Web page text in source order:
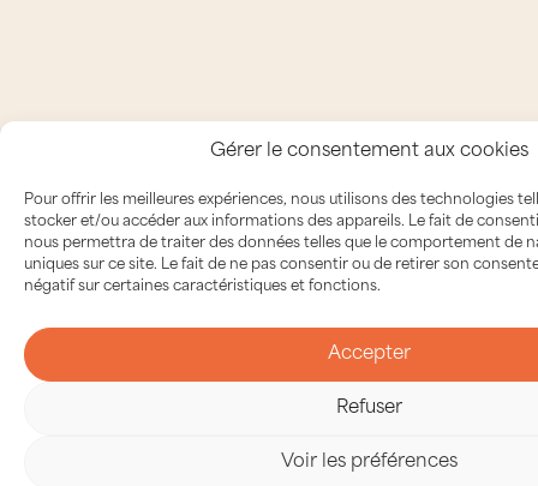
Gérer le consentement aux cookies
Pour offrir les meilleures expériences, nous utilisons des technologies
stocker et/ou accéder aux informations des appareils. Le fait de
nous permettra de traiter des données telles que le comportement de
uniques sur ce site. Le fait de ne pas consentir ou de retirer son
négatif sur certaines caractéristiques et fonctions.
Accepter
Refuser
Voir les préférences